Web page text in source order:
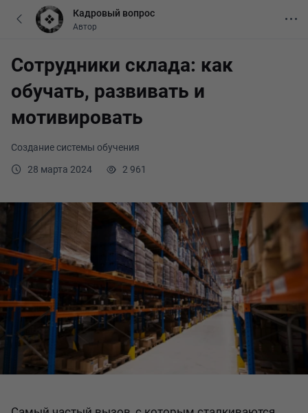
Создание системы обучения
28 марта 2024
2 961
Сотрудники склада: как
обучать, развивать и
мотивировать
Кадровый вопрос
Автор